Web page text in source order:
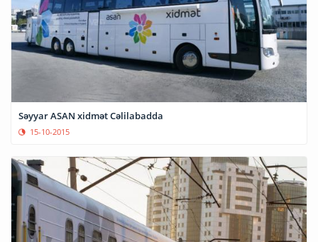
Səyyar ASAN xidmət Cəlilabadda
15-10-2015